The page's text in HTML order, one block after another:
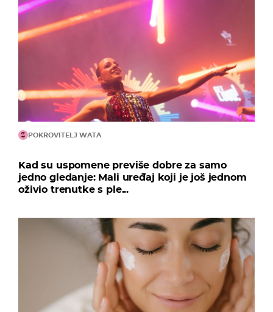
POKROVITELJ WATA
Kad su uspomene previše dobre za samo
jedno gledanje: Mali uređaj koji je još jednom
oživio trenutke s ple...